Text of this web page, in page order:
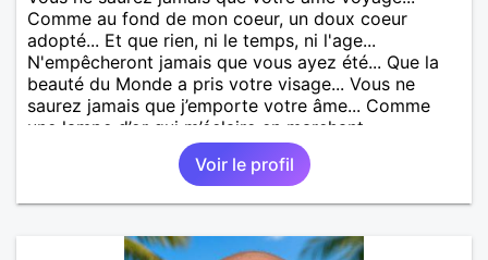
Comme au fond de mon coeur, un doux coeur
adopté... Et que rien, ni le temps, ni l'age...
N'empêcheront jamais que vous ayez été... Que la
beauté du Monde a pris votre visage... Vous ne
saurez jamais que j’emporte votre âme... Comme
une lampe d’or qui m’éclaire en marchant...
Voir le profil